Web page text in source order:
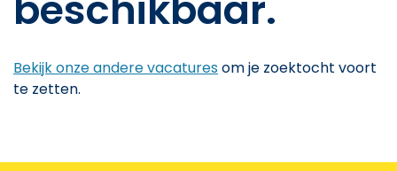
Bekijk onze andere vacaturesom je zoektocht voort
te zetten.